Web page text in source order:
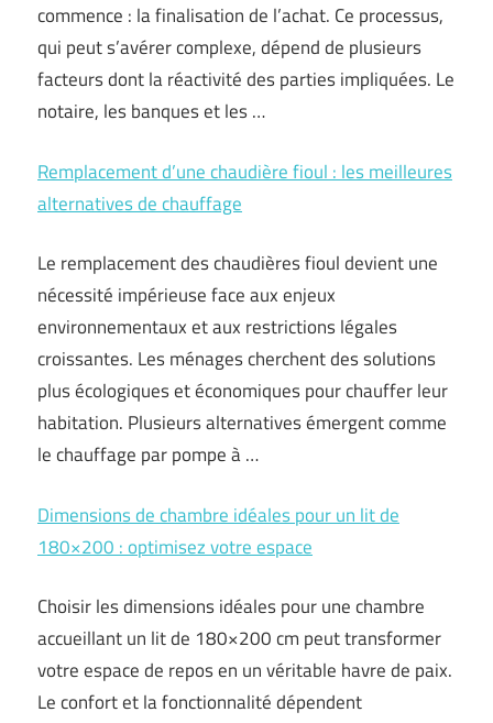
commence : la finalisation de l’achat. Ce processus,
qui peut s’avérer complexe, dépend de plusieurs
facteurs dont la réactivité des parties impliquées. Le
notaire, les banques et les …
Remplacement d’une chaudière fioul : les meilleures
alternatives de chauffage
Le remplacement des chaudières fioul devient une
nécessité impérieuse face aux enjeux
environnementaux et aux restrictions légales
croissantes. Les ménages cherchent des solutions
plus écologiques et économiques pour chauffer leur
habitation. Plusieurs alternatives émergent comme
le chauffage par pompe à …
Dimensions de chambre idéales pour un lit de
180×200 : optimisez votre espace
Choisir les dimensions idéales pour une chambre
accueillant un lit de 180×200 cm peut transformer
votre espace de repos en un véritable havre de paix.
Le confort et la fonctionnalité dépendent